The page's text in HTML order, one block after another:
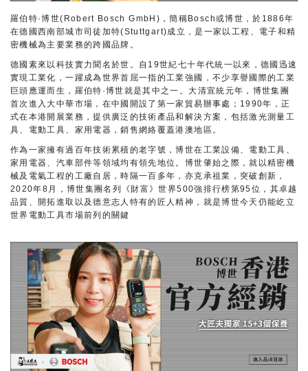
羅伯特·博世(Robert Bosch GmbH)，簡稱Bosch或博世，於1886年
在德國西南部城市司徒加特(Stuttgart)成立，是一家以工程、電子和精
密機械為主要業務的跨國品牌。
德國素來以科技實力聞名於世。自19世紀七十年代統一以來，德國迅速
實現工業化，一躍成為世界首屈一指的工業強國，不少享譽國際的工業
巨頭應運而生，羅伯特·博世就是其中之一。大清宣統元年，博世集團
首次進入大中華市場，在中國開設了第一家貿易辦事處；1990年，正
式在本港開展業務，提供廣泛的技術產品和解決方案，包括激光測量工
具、電動工具、家用電器，銷售網絡覆蓋港澳地區。
作為一家擁有過百年技術累積的老字號，博世在工業設備、電動工具、
家用電器、汽車部件等領域均有領先地位。博世肇始之際，就以精密機
械及電氣工程的工廠自居，時隔一百多年，亦克承祖業，突破創新，
2020年8月，博世集團名列《財富》世界500強排行榜第95位，其卓越
品質、開拓進取以及德意志人特有的匠人精神，就是博世今天仍能屹立
世界電動工具市場前列的關鍵